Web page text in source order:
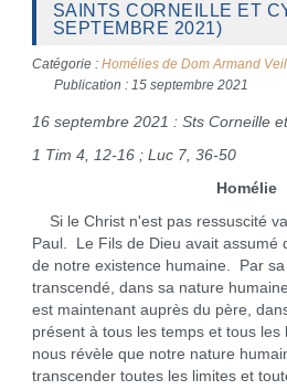
SAINTS CORNEILLE ET
SEPTEMBRE 2021)
Catégorie : Homélies de Dom Armand
Publication : 15 septembre 2021
16 septembre 2021 : Sts Corneille
1 Tim 4, 12-16 ; Luc 7, 36-50
Homélie
Si le Christ n'est pas ressuscité
Paul. Le Fils de Dieu avait assumé
de notre existence humaine. Par
transcendé, dans sa nature
est maintenant auprès du père,
présent à tous les temps et tous les
nous révèle que notre nature
transcender toutes les limites et